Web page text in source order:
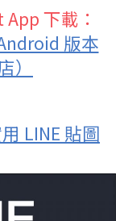
下載：
版本
）
LINE 貼圖